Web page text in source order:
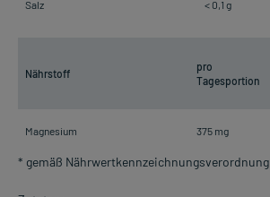
Salz < 0,1 g
Nährstoff
pro
Tagesportion
Magnesium 375 mg
* gemäß Nährwertkennzeichnungsverordnung